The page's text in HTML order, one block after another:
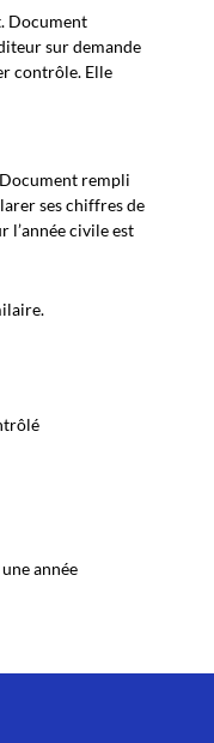
Document
sur demande
contrôle. Elle
rempli
ses chiffres de
l’année civile est
année